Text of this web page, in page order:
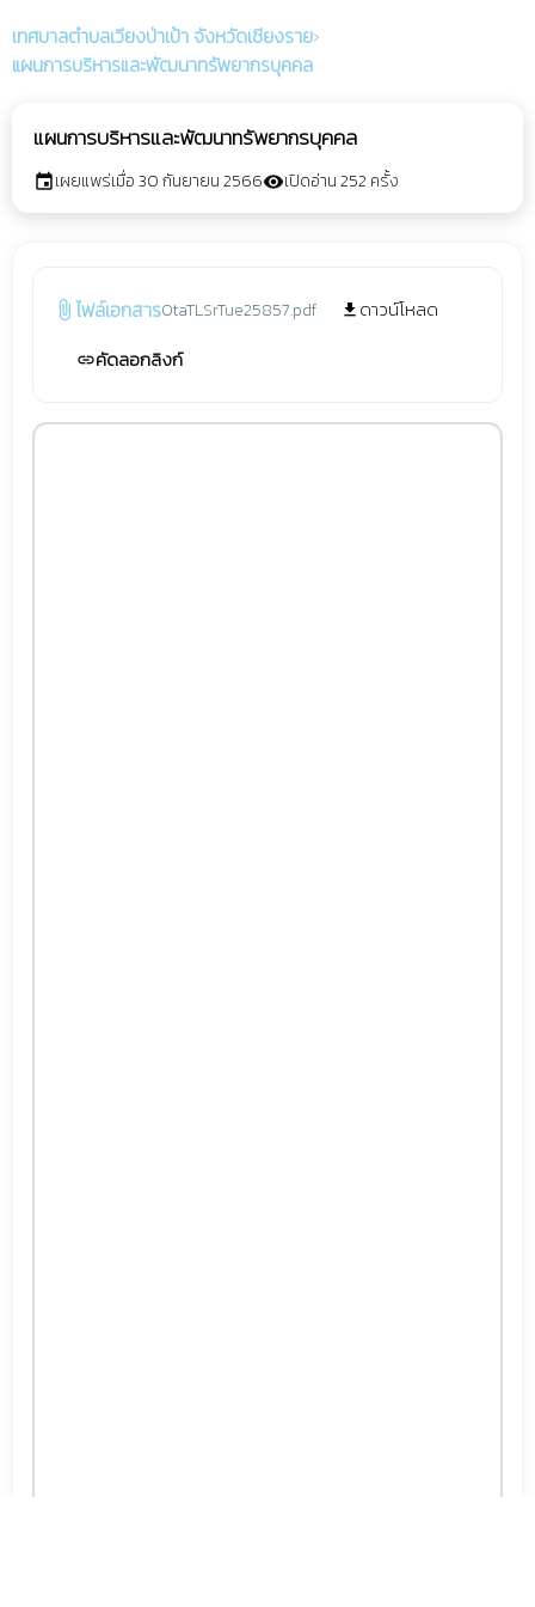
เทศบาลตำบลเวียงป่าเป้า จังหวัดเชียงราย›
แผนการบริหารและพัฒนาทรัพยากรบุคคล
แผนการบริหารและพัฒนาทรัพยากรบุคคล
eventเผยแพร่เมื่อ 30 กันยายน 2566visibilityเปิดอ่าน 252 ครั้ง
attach_fileไฟล์เอกสาร0taTLSrTue25857.pdf file_download ดาวน์โหลด
linkคัดลอกลิงก์